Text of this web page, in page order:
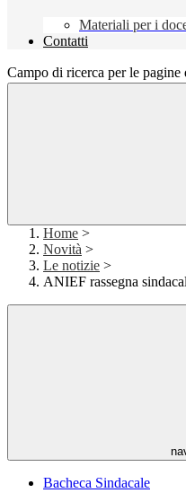
Materiali per i
Contatti
Campo di ricerca per le pagine
Home >
Novità >
Le notizie >
ANIEF rassegna
Bacheca Sindacale